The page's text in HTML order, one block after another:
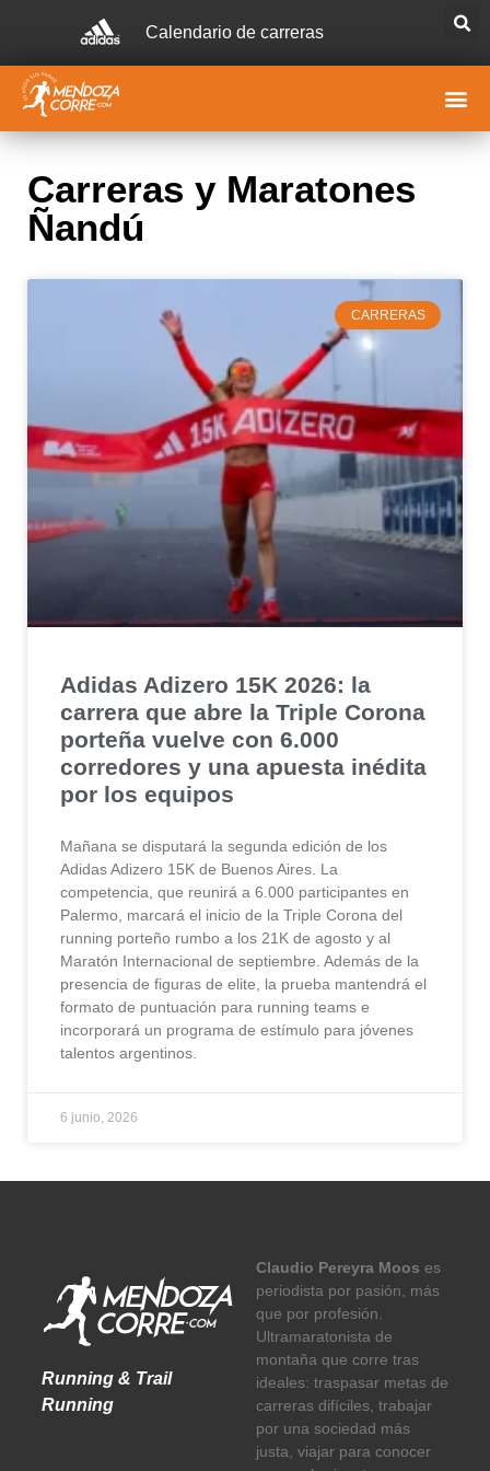
Calendario de carreras
Carreras y Maratones
Ñandú
CARRERAS
Adidas Adizero 15K 2026: la
carrera que abre la Triple Corona
porteña vuelve con 6.000
corredores y una apuesta inédita
por los equipos
Mañana se disputará la segunda edición de los
Adidas Adizero 15K de Buenos Aires. La
competencia, que reunirá a 6.000 participantes en
Palermo, marcará el inicio de la Triple Corona del
running porteño rumbo a los 21K de agosto y al
Maratón Internacional de septiembre. Además de la
presencia de figuras de elite, la prueba mantendrá el
formato de puntuación para running teams e
incorporará un programa de estímulo para jóvenes
talentos argentinos.
6 junio, 2026
Running & Trail
Running
Claudio Pereyra Moos es
periodista por pasión, más
que por profesión.
Ultramaratonista de
montaña que corre tras
ideales: traspasar metas de
carreras difíciles, trabajar
por una sociedad más
justa, viajar para conocer